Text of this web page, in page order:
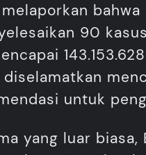
90
untuk
yang luar